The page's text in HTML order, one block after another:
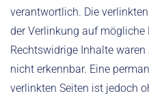
verantwortlich. Die
der Verlinkung auf mögliche
Rechtswidrige Inhalte
nicht erkennbar. Eine
verlinkten Seiten ist jedoch